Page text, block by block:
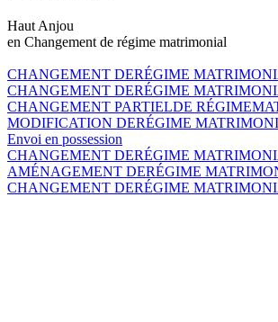
Haut Anjou
en Changement de régime matrimonial
CHANGEMENT DERÉGIME
CHANGEMENT DERÉGIME
CHANGEMENT PARTIELDE
MODIFICATION DERÉGIME
Envoi en possession
CHANGEMENT DERÉGIME
AMÉNAGEMENT DERÉGIME
CHANGEMENT DERÉGIME